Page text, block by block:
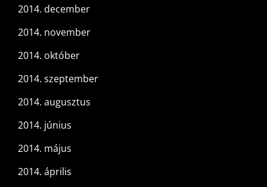
2014. december
2014. november
2014. október
2014. szeptember
2014. augusztus
2014. június
2014. május
2014. április